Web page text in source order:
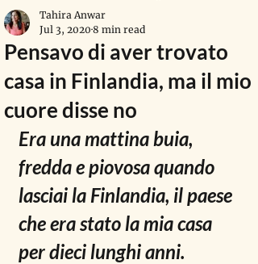
Pensavo di aver trovato
casa in Finlandia, ma il mio
cuore disse no
Tahira Anwar
Jul 3, 2020 8 min read
Era una mattina buia,
fredda e piovosa quando
lasciai la Finlandia, il paese
che era stato la mia casa
per dieci lunghi anni.